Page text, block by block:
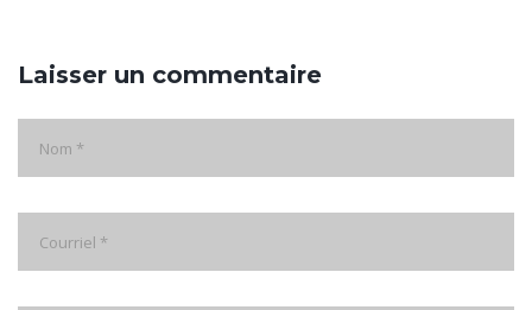
Laisser un commentaire